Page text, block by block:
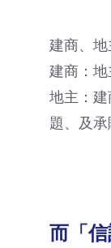
建商、
建商：
地主：
題、及
而「